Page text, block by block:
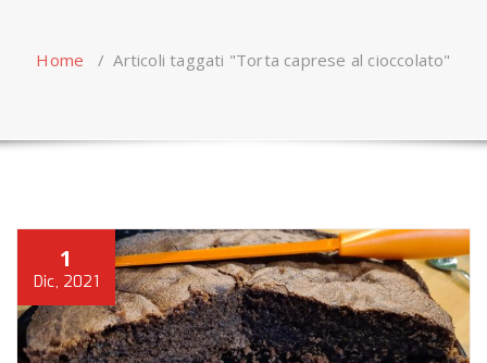
Home /Articoli taggati "Torta caprese al cioccolato"
1
Dic, 2021